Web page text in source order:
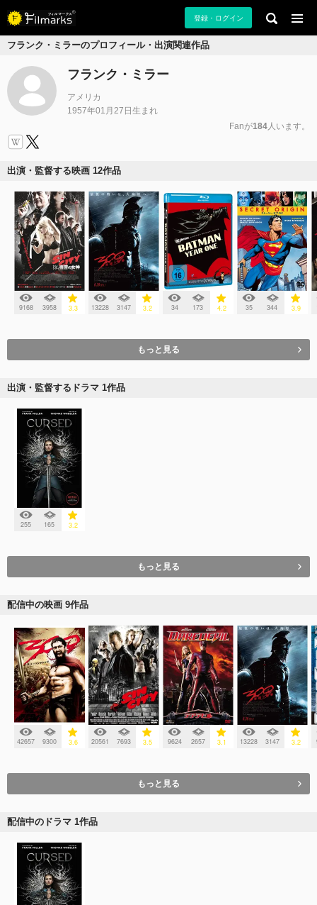
登録・ログイン
フランク・ミラーのプロフィール・出演関連作品
フランク・ミラー
アメリカ
1957年01月27日生まれ
Fanが184人います。
出演・監督する映画 12作品
9168 3958 3.3 13228 3147 3.2 34 173 4.2 35 344 3.9
もっと見る
出演・監督するドラマ 1作品
255 165 3.2
もっと見る
配信中の映画 9作品
42657 9300 3.6 20561 7693 3.5 9624 2657 3.1 13228 3147 3.2
もっと見る
配信中のドラマ 1作品